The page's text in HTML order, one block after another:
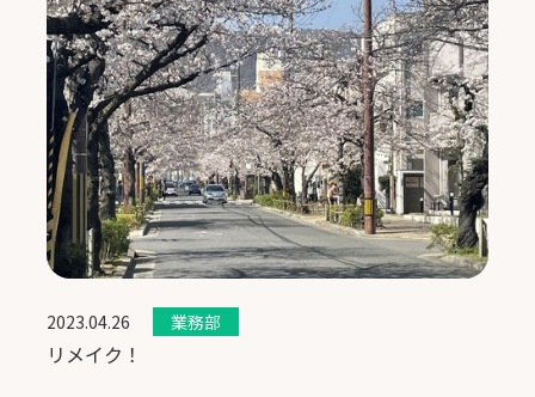
2023.04.26 業務部
リメイク！